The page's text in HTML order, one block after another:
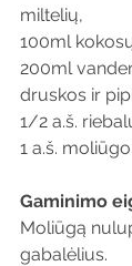
miltelių,
100ml
200ml
druskos ir
1/2 a.š.
1 a.š.
Gaminimo
Moliūgą
gabalėlius.